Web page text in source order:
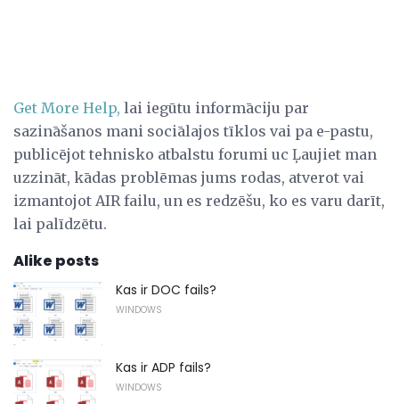
Get More Help, lai iegūtu informāciju par
sazināšanos mani sociālajos tīklos vai pa e-pastu,
publicējot tehnisko atbalstu forumi uc Ļaujiet man
uzzināt, kādas problēmas jums rodas, atverot vai
izmantojot AIR failu, un es redzēšu, ko es varu darīt,
lai palīdzētu.
Alike posts
Kas ir DOC fails?
WINDOWS
Kas ir ADP fails?
WINDOWS